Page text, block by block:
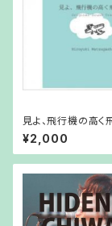
見よ、飛行機の高く
iginal Sound
¥2,000